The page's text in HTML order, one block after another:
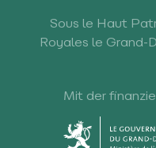
Sous le Haut
Royales le Grand-
Mit der